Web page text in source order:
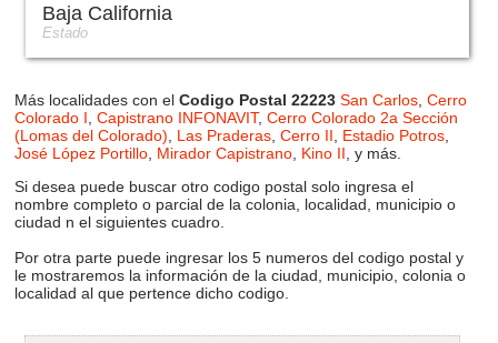
Baja California
Estado
Más localidades con el Codigo Postal 22223 San Carlos Cerro
Colorado I Capistrano INFONAVIT, Cerro Colorado 2a Sección
(Lomas del Colorado)
Las Praderas Cerro II Estadio Potros
José López Portillo Mirador Capistrano Kino II , y más.
Si desea puede buscar otro codigo postal solo ingresa el
nombre completo o parcial de la colonia, localidad, municipio o
ciudad n el siguientes cuadro.
Por otra parte puede ingresar los 5 numeros del codigo postal y
le mostraremos la información de la ciudad, municipio, colonia o
localidad al que pertence dicho codigo.